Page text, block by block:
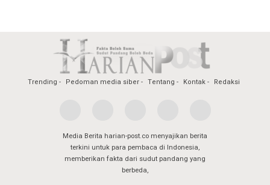
Trending Pedoman media siber Tentang Kontak Redaksi
Media Berita harian-post.co menyajikan berita
terkini untuk para pembaca di Indonesia,
memberikan fakta dari sudut pandang yang
berbeda,